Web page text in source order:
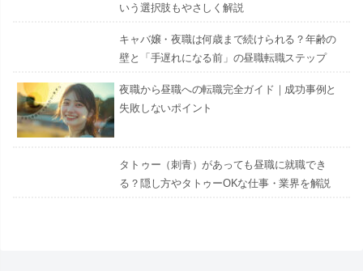
いう選択肢もやさしく解説
キャバ嬢・夜職は何歳まで続けられる？年齢の
壁と「手遅れになる前」の昼職転職ステップ
夜職から昼職への転職完全ガイド｜成功事例と
失敗しないポイント
タトゥー（刺青）があっても昼職に就職でき
る？隠し方やタトゥーOKな仕事・業界を解説